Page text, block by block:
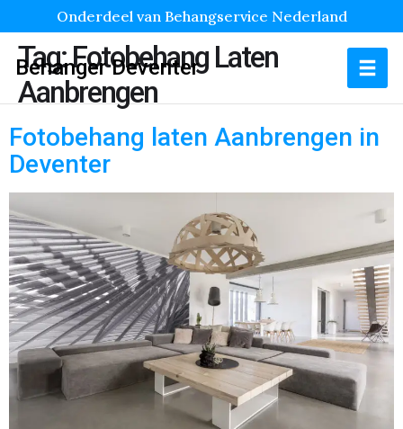
Onderdeel van Behangservice Nederland
Behanger Deventer
Tag:Fotobehang Laten
Aanbrengen
Fotobehang laten Aanbrengen in
Deventer